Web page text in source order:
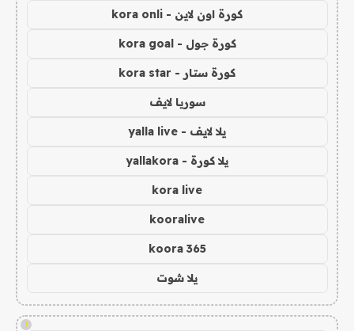
كورة اون لاين - kora onli
كورة جول - kora goal
كورة ستار - kora star
سوريا لايف
يلا لايف - yalla live
يلا كورة - yallakora
kora live
kooralive
koora 365
يلا شوت
!